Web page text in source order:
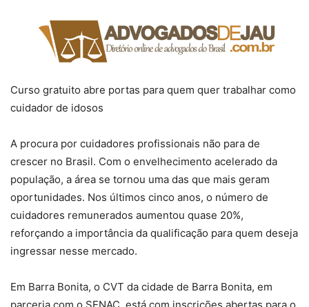
Curso gratuito abre portas para quem quer trabalhar como
cuidador de idosos
A procura por cuidadores profissionais não para de
crescer no Brasil. Com o envelhecimento acelerado da
população, a área se tornou uma das que mais geram
oportunidades. Nos últimos cinco anos, o número de
cuidadores remunerados aumentou quase 20%,
reforçando a importância da qualificação para quem deseja
ingressar nesse mercado.
Em Barra Bonita, o CVT da cidade de Barra Bonita, em
parceria com o SENAC, está com inscrições abertas para o